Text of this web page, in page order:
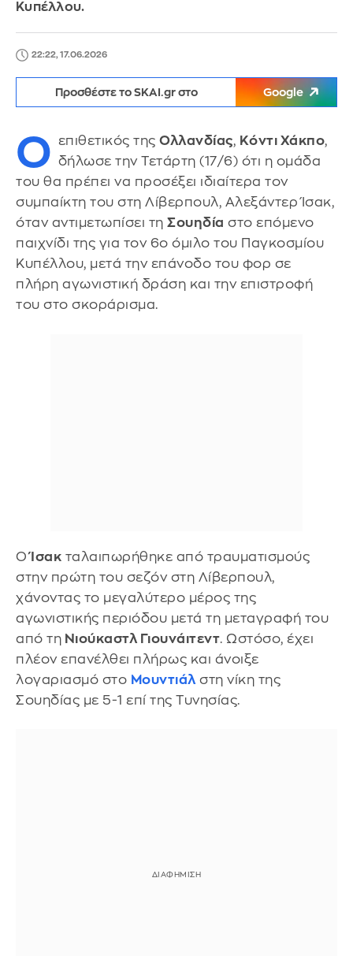
Κυπέλλου.
22:22, 17.06.2026
Προσθέστε το SKAI.gr στο Google
Ο επιθετικός της Ολλανδίας, Κόντι Χάκπο,
δήλωσε την Τετάρτη (17/6) ότι η ομάδα
του θα πρέπει να προσέξει ιδιαίτερα τον
συμπαίκτη του στη Λίβερπουλ, Αλεξάντερ Ίσακ,
όταν αντιμετωπίσει τη Σουηδία στο επόμενο
παιχνίδι της για τον 6ο όμιλο του Παγκοσμίου
Κυπέλλου, μετά την επάνοδο του φορ σε
πλήρη αγωνιστική δράση και την επιστροφή
του στο σκοράρισμα.
Ο Ίσακ ταλαιπωρήθηκε από τραυματισμούς
στην πρώτη του σεζόν στη Λίβερπουλ,
χάνοντας το μεγαλύτερο μέρος της
αγωνιστικής περιόδου μετά τη μεταγραφή του
από τη Νιούκαστλ Γιουνάιτεντ. Ωστόσο, έχει
πλέον επανέλθει πλήρως και άνοιξε
λογαριασμό στο Μουντιάλ στη νίκη της
Σουηδίας με 5-1 επί της Τυνησίας.